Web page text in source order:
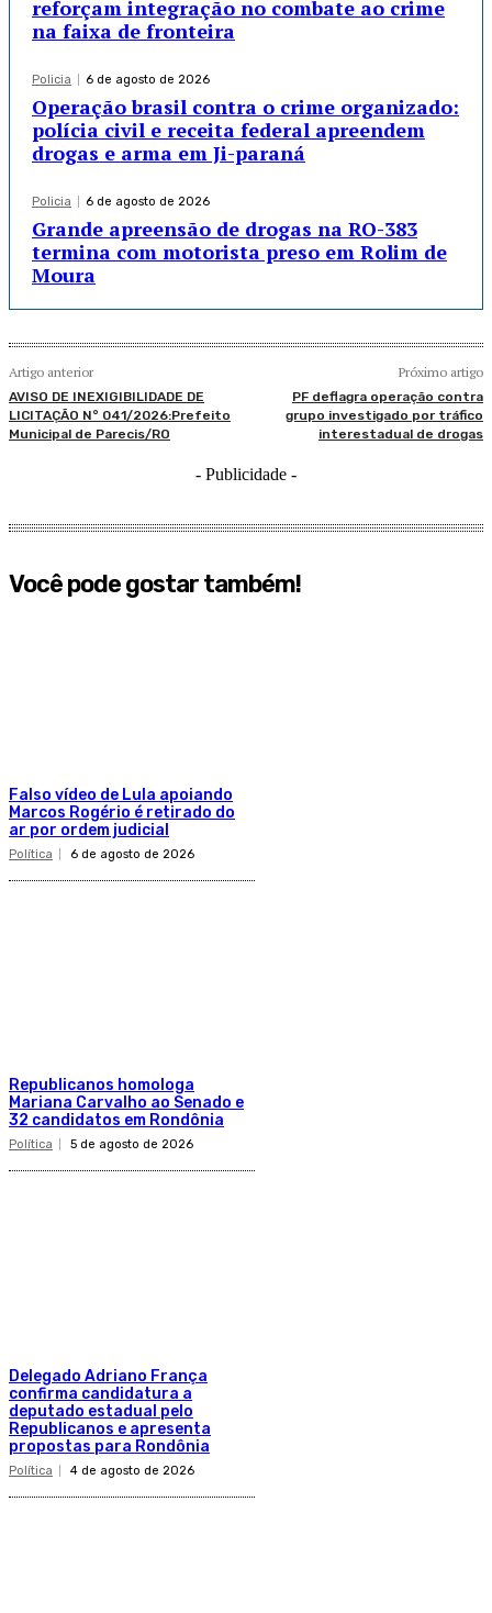
reforçam integração no combate ao crime
na faixa de fronteira
Policia 6 de agosto de 2026
Operação brasil contra o crime organizado:
polícia civil e receita federal apreendem
drogas e arma em Ji-paraná
Policia 6 de agosto de 2026
Grande apreensão de drogas na RO-383
termina com motorista preso em Rolim de
Moura
Artigo anterior
AVISO DE INEXIGIBILIDADE DE
LICITAÇÃO N° 041/2026:Prefeito
Municipal de Parecis/RO
Próximo artigo
PF deflagra operação contra
grupo investigado por tráfico
interestadual de drogas
- Publicidade -
Você pode gostar também!
Falso vídeo de Lula apoiando
Marcos Rogério é retirado do
ar por ordem judicial
Política 6 de agosto de 2026
Republicanos homologa
Mariana Carvalho ao Senado e
32 candidatos em Rondônia
Política 5 de agosto de 2026
Delegado Adriano França
confirma candidatura a
deputado estadual pelo
Republicanos e apresenta
propostas para Rondônia
Política 4 de agosto de 2026